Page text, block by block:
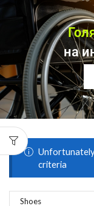
на
criteria